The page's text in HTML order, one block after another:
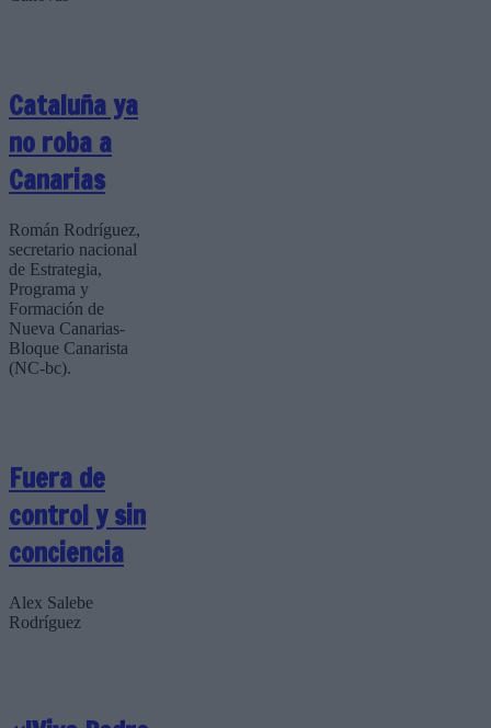
Cataluña ya
no roba a
Canarias
Román Rodríguez,
secretario nacional
de Estrategia,
Programa y
Formación de
Nueva Canarias-
Bloque Canarista
(NC-bc).
Fuera de
control y sin
conciencia
Alex Salebe
Rodríguez